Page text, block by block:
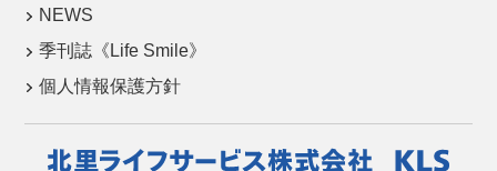
NEWS
季刊誌《Life Smile》
個人情報保護方針